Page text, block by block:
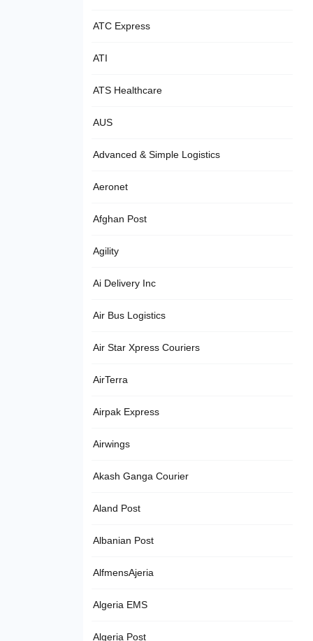
ATC Express
ATI
ATS Healthcare
AUS
Advanced & Simple Logistics
Aeronet
Afghan Post
Agility
Ai Delivery Inc
Air Bus Logistics
Air Star Xpress Couriers
AirTerra
Airpak Express
Airwings
Akash Ganga Courier
Aland Post
Albanian Post
AlfmensAjeria
Algeria EMS
Algeria Post